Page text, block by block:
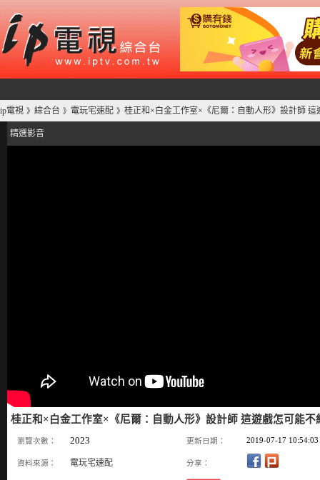
ip電視 》 綜合台 》 電玩宅速配 》 桂正和×白金工作室×《尼爾：自動人形》設計師 這
精選影音
桂正和×白金工作室×《尼爾：自動人形》設計師 這遊戲怎可能不
瀏覽次數： 2023 更新日期： 2019-07-17 10:54:03
資料來源： 電玩宅速配 分享：